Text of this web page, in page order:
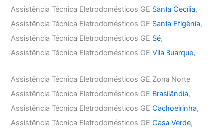
Assistência Técnica Eletrodomésticos GE Santa Cecília,
Assistência Técnica Eletrodomésticos GE Santa Efigênia,
Assistência Técnica Eletrodomésticos GE Sé,
Assistência Técnica Eletrodomésticos GEVila Buarque,
Assistência Técnica Eletrodomésticos GE Zona Norte
Assistência Técnica Eletrodomésticos GE Brasilândia,
Assistência Técnica Eletrodomésticos GECachoeirinha,
Assistência Técnica Eletrodomésticos GECasa Verde,